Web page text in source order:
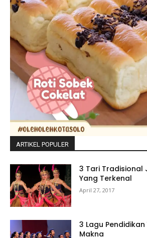
ARTIKEL POPULER
3 Tari Tradisional
Yang Terkenal
April 27, 2017
3 Lagu Pendidikan
Makna